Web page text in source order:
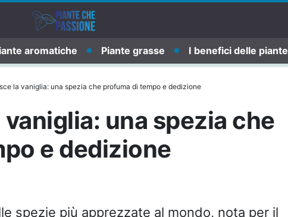
aromatiche Piante grasse I benefici delle piante
la vaniglia: una spezia che profuma di tempo e dedizione
una spezia che
e dedizione
spezie più apprezzate al mondo, nota per il